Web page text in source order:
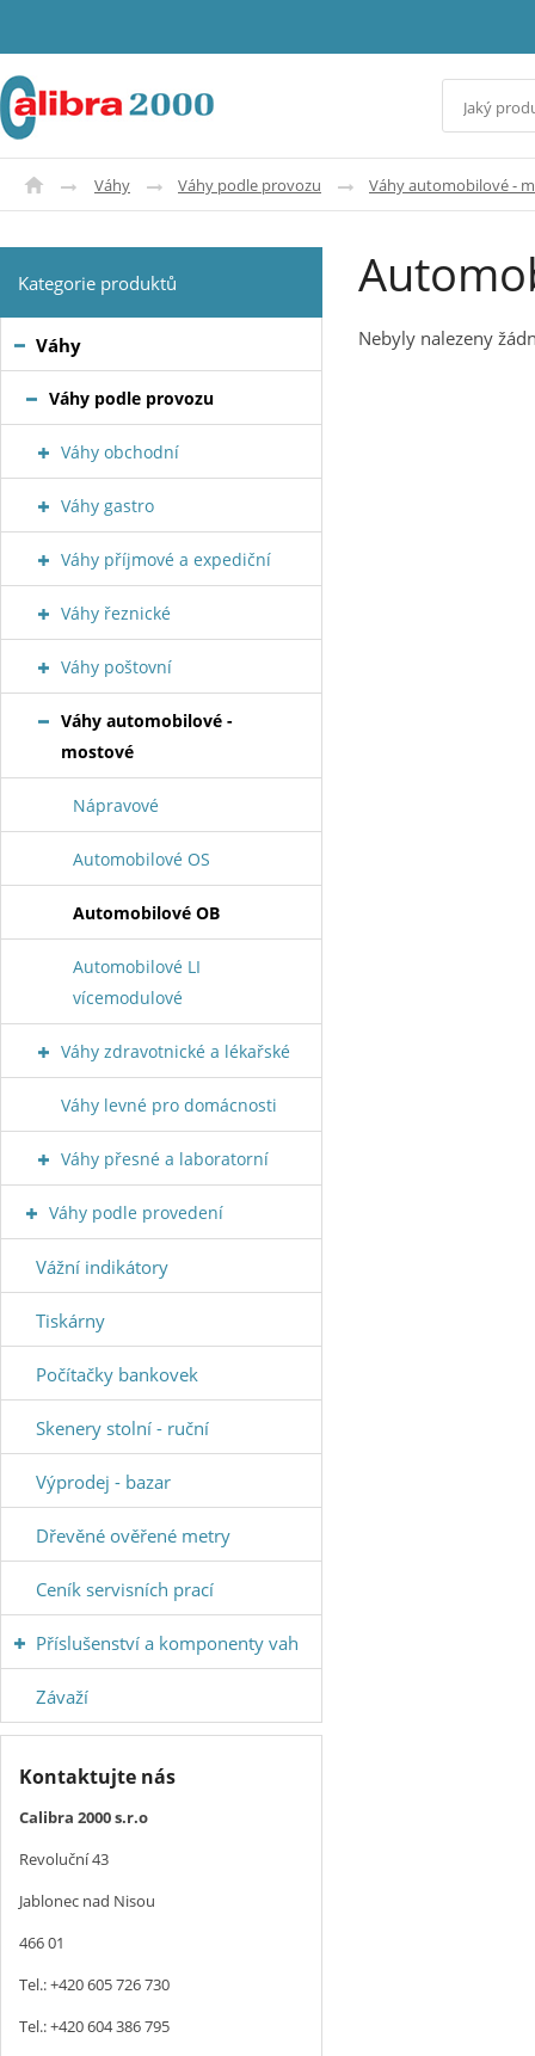
Váhy Váhy podle provozu Váhy automobilové -
Nebyly nalezeny
Kategorie produktů
Váhy
Váhy podle provozu
Váhy obchodní
Váhy gastro
Váhy příjmové a expediční
Váhy řeznické
Váhy poštovní
Váhy automobilové -
mostové
Nápravové
Automobilové OS
Automobilové OB
Automobilové LI
vícemodulové
Váhy zdravotnické a lékařské
Váhy levné pro domácnosti
Váhy přesné a laboratorní
Váhy podle provedení
Vážní indikátory
Tiskárny
Počítačky bankovek
Skenery stolní - ruční
Výprodej - bazar
Dřevěné ověřené metry
Ceník servisních prací
Příslušenství a komponenty vah
Závaží
Kontaktujte nás
Calibra 2000 s.r.o
Revoluční 43
Jablonec nad Nisou
466 01
Tel.: +420 605 726 730
Tel.: +420 604 386 795